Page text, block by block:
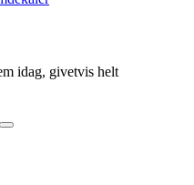
idag, givetvis helt